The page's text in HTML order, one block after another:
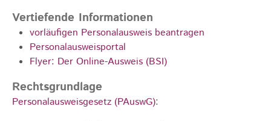
Vertiefende Informationen
vorläufigen Personalausweis beantragen
Personalausweisportal
Flyer: Der Online-Ausweis (BSI)
Rechtsgrundlage
Personalausweisgesetz (PAuswG):